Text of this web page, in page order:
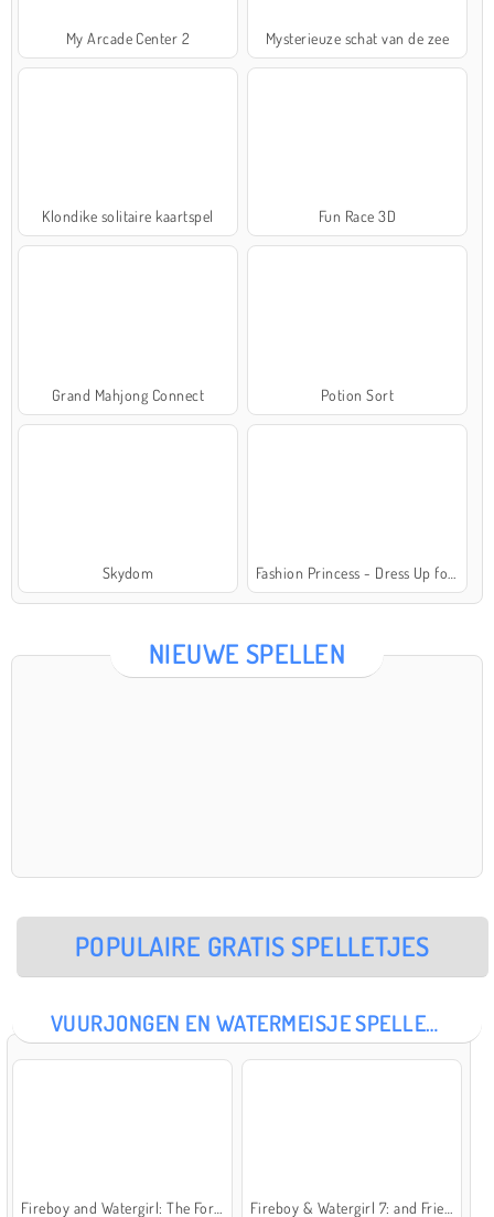
My Arcade Center 2 Mysterieuze schat van de zee
Klondike solitaire kaartspel Fun Race 3D
Grand Mahjong Connect Potion Sort
Skydom
NIEUWE SPELLEN
POPULAIRE GRATIS SPELLETJES
VUURJONGEN EN WATERMEISJE SPELLETJES